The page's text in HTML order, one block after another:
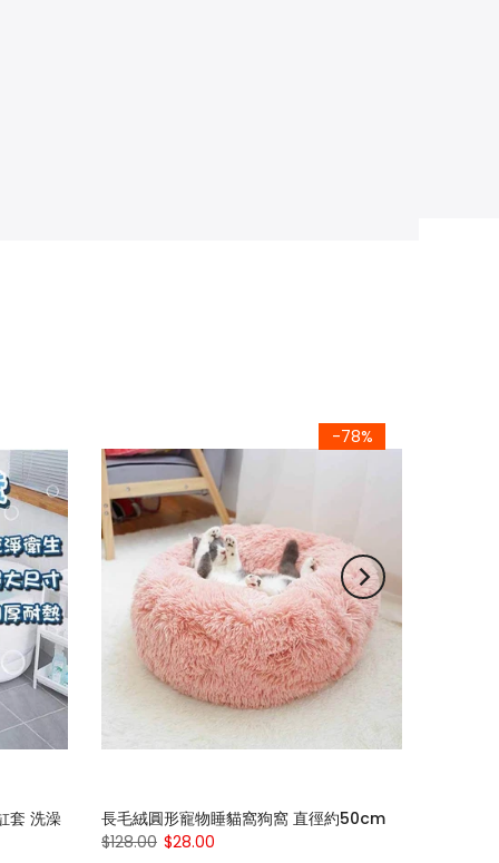
套 洗澡
-78%
長毛絨圓形寵物睡貓窩狗窩 直徑約50cm
$128.00 $28.00